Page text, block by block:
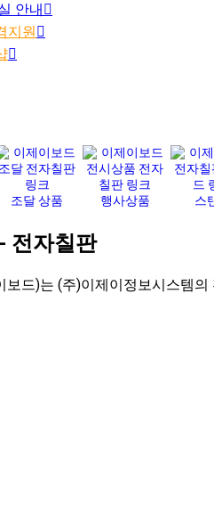
안내
지원
조달 상품 행사상품 스
전자칠판
보드)는 (주)이제이정보시스템